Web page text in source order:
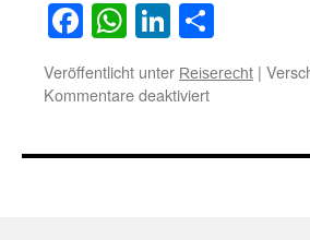
Facebook
WhatsApp
LinkedIn
Veröffentlicht unter Reiserecht |
Kommentare deaktiviertfür
des